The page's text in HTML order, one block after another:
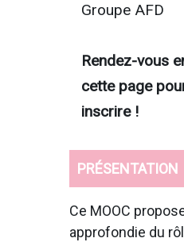
Groupe AFD
Rendez-vous
cette page
inscrire !
PRÉSENTATION
Ce MOOC
approfondie du